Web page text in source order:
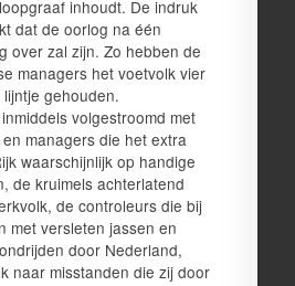
inhoudt. De indruk
dat de oorlog na één
over zal zijn. Zo hebben de
managers het voetvolk vier
gehouden.
volgestroomd met
managers die het extra
waarschijnlijk op handige
de kruimels achterlatend
de controleurs die bij
met versleten jassen en
door Nederland,
naar misstanden die zij door